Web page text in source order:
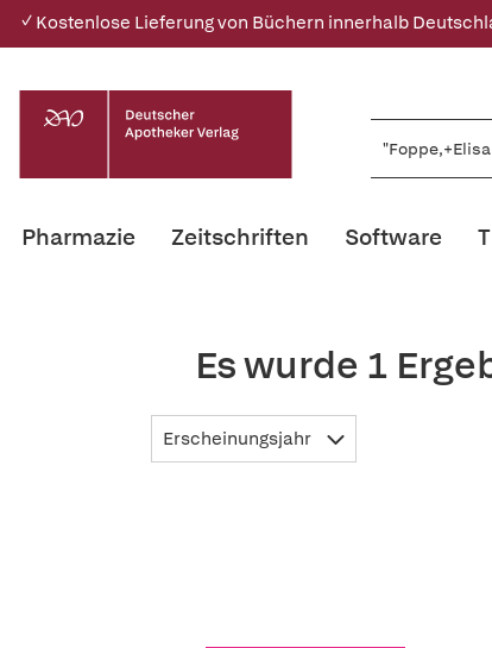
✓ Kostenlose Lieferung von Büchern innerhalb
Pharmazie Zeitschriften Software
Es wurde 1
Erscheinungsjahr